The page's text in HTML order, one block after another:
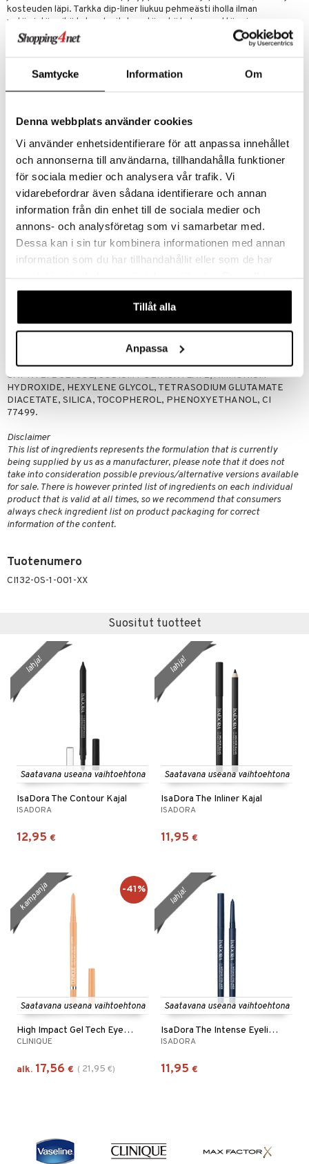
Samtycke Information Om
Denna webbplats använder cookies
Vi använder enhetsidentifierare för att anpassa innehållet
och annonserna till användarna, tillhandahålla funktioner
för sociala medier och analysera vår trafik. Vi
vidarebefordrar även sådana identifierare och annan
information från din enhet till de sociala medier och
annons- och analysföretag som vi samarbetar med.
Dessa kan i sin tur kombinera informationen med annan
information som du har tillhandahållit eller som de har
våra cookies vid fortsatt användande av vår webbplats.
Tillåt alla
Anpassa
kosteuden läpi. Tarkka dip-liner liukuu pehmeästi iholla ilman
vetämistä, mikä tekee levityksestä sekä helppoa että sujuvaa.
Kestää jopa 24 tuntia*
Vedenkestävä, tahraamaton ja hikoilunkestävä*
*Instrumentaalinen arviointi.
VEGAN-FRIENDLY
Käyttö
Ravista hyvin ennen käyttöä.
Levitä eyelineria lähelle ripsirajaa, aloita silmän keskeltä.
Seuraa linjaa sisäänpäin silmän sisänurkkaan ja viimeistele
haluamallasi tyylillä: ohuet viivat, graafiset muodot tai klassinen
siipi.
AQUA, STYRENE/ACRYLATES/AMMONIUM METHACRYLATE
COPOLYMER, BUTYLENE GLYCOL, HYDROGENATED STARCH
HYDROLYSATE, LAURETH-2 BENZOATE, BIS-PEG/PPG-16/16
PEG/PPG-16/16 DIMETHICONE, SODIUM LAURETH-12 SULFATE,
CAPRYLIC/CAPRIC GLYCERIDES, SODIUM COCOYL APPLE AMINO
ACIDS, CAPRYLIC/CAPRIC TRIGLYCERIDE, 1,2-HEXANEDIOL,
CAPRYLYL GLYCOL, SODIUM POLYACRYLATE, AMMONIUM
HYDROXIDE, HEXYLENE GLYCOL, TETRASODIUM GLUTAMATE
DIACETATE, SILICA, TOCOPHEROL, PHENOXYETHANOL, CI
77499.
Disclaimer
This list of ingredients represents the formulation that is currently
being supplied by us as a manufacturer, please note that it does not
take into consideration possible previous/alternative versions available
for sale. There is however printed list of ingredients on each individual
product that is valid at all times, so we recommend that consumers
always check ingredient list on product packaging for correct
information of the content.
Tuotenumero
CI132-0S-1-001-XX
Suositut tuotteet
Saatavana useana vaihtoehtona
IsaDora The Contour Kajal
ISADORA
12,95 €
lahja!
Saatavana useana vaihtoehtona
IsaDora The Inliner Kajal
ISADORA
11,95 €
lahja!
Saatavana useana vaihtoehtona
High Impact Gel Tech Eyeliner
CLINIQUE
alk. 17,56 € ( 21,95 €)
kampanja -41%
Saatavana useana vaihtoehtona
IsaDora The Intense Eyeliner - 24 hrs Wear
ISADORA
11,95 €
lahja!